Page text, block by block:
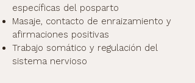
específicas del posparto
Masaje, contacto de enraizamiento y
afirmaciones positivas
Trabajo somático y regulación del
sistema nervioso